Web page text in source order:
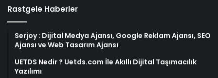
Rastgele Haberler
Serjoy : Dijital Medya Ajansı, Google Reklam Ajansı, SEO
Ajansı ve Web Tasarım Ajansı
UETDS Nedir ? Uetds.com İle Akıllı Dijital Taşımacılık
Yazılımı